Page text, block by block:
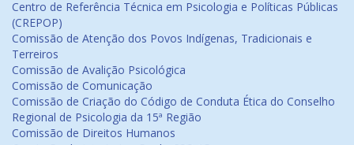
Centro de Referência Técnica em Psicologia e Políticas Públicas
(CREPOP)
Comissão de Atenção dos Povos Indígenas, Tradicionais e
Terreiros
Comissão de Avalição Psicológica
Comissão de Comunicação
Comissão de Criação do Código de Conduta Ética do Conselho
Regional de Psicologia da 15ª Região
Comissão de Direitos Humanos